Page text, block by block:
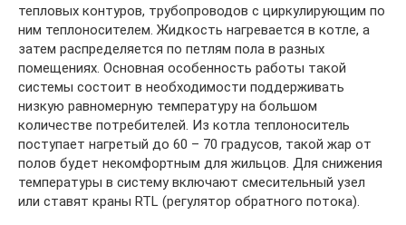
тепловых контуров, трубопроводов с циркулирующим по
ним теплоносителем. Жидкость нагревается в котле, а
затем распределяется по петлям пола в разных
помещениях. Основная особенность работы такой
системы состоит в необходимости поддерживать
низкую равномерную температуру на большом
количестве потребителей. Из котла теплоноситель
поступает нагретый до 60 – 70 градусов, такой жар от
полов будет некомфортным для жильцов. Для снижения
температуры в систему включают смесительный узел
или ставят краны RTL (регулятор обратного потока).